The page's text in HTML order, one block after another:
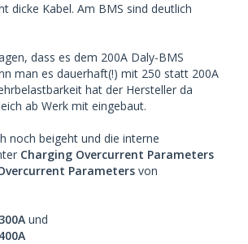
dicke Kabel. Am BMS sind deutlich
dass es dem 200A Daly-BMS
man es dauerhaft(!) mit 250 statt 200A
hat der Hersteller da
ab Werk mit eingebaut.
noch beigeht und die interne
Charging Overcurrent Parameters
Parameters von
und